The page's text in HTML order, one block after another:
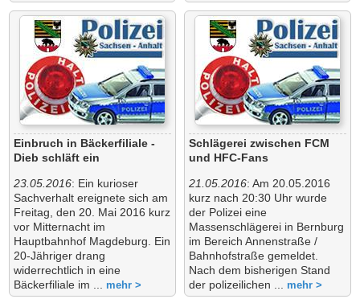
Einbruch in Bäckerfiliale -
Dieb schläft ein
23.05.2016: Ein kurioser
Sachverhalt ereignete sich am
Freitag, den 20. Mai 2016 kurz
vor Mitternacht im
Hauptbahnhof Magdeburg. Ein
20-Jähriger drang
widerrechtlich in eine
Bäckerfiliale im ... mehr >
Schlägerei zwischen FCM
und HFC-Fans
21.05.2016: Am 20.05.2016
kurz nach 20:30 Uhr wurde
der Polizei eine
Massenschlägerei in Bernburg
im Bereich Annenstraße /
Bahnhofstraße gemeldet.
Nach dem bisherigen Stand
der polizeilichen ... mehr >